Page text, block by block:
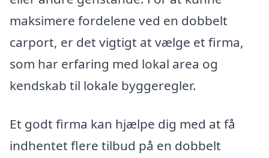
maksimere fordelene ved en dobbelt
carport, er det vigtigt at vælge et firma,
som har erfaring med lokal area og
kendskab til lokale byggeregler.
Et godt firma kan hjælpe dig med at få
indhentet flere tilbud på en dobbelt